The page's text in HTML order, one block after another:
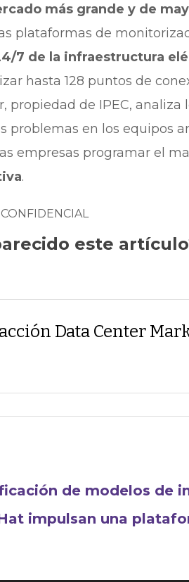
más grande y de
plataformas de
7 de la infraestructura
hasta 128 puntos de
propiedad de IPEC,
problemas en los equipos
empresas programar el
.
este
Data Center
de modelos de
impulsan una